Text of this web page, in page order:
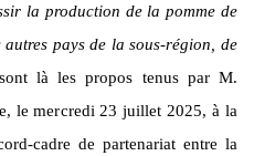
la production de la pomme de
pays de la sous-région, de
là les propos tenus par M.
le mercredi 23 juillet 2025, à la
cadre de partenariat entre la